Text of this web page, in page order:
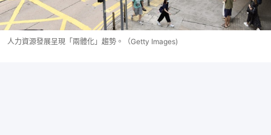
人力資源發展呈現「兩體化」趨勢。（Getty Images)